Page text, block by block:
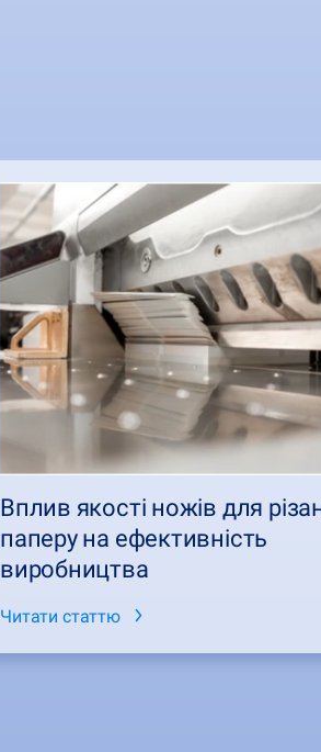
Вплив якості ножів для
паперу на ефективність
виробництва
Читати статтю